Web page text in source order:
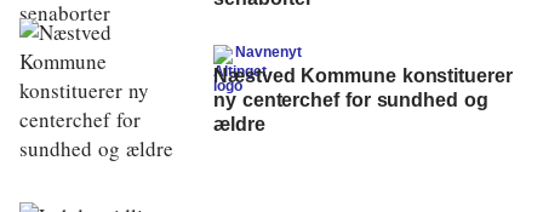
Navnenyt
Næstved Kommune konstituerer
ny centerchef for sundhed og
ældre